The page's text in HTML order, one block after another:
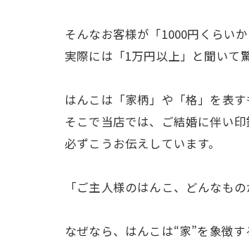
そんなお客様が「1000円くらい
実際には「1万円以上」と聞いて
はんこは「家柄」や「格」を表す
そこで当店では、ご結婚に伴い
必ずこうお伝えしています。
「ご主人様のはんこ、どんなも
なぜなら、はんこは“家”を象徴す